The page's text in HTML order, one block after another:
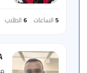
5الساعات 6 الطلاب